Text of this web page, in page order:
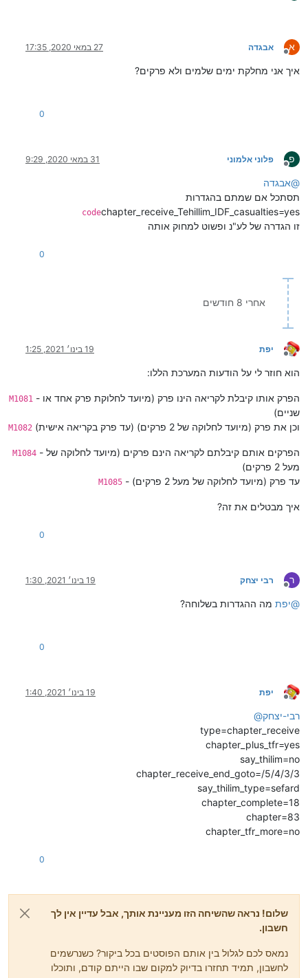
א
מנותק
אבגדה 27 במאי 2020, 17:35
איך אני מחלקת ימים שלמים ולא פרקים?
0
פ
מנותק
פלוני אלמוני 31 במאי 2020, 9:29
@אבגדה
תסתכל אם שמתם בהגדרות
codechapter_receive_Tehillim_IDF_casualties=yes
זו הגדרה של לע"נ ופשוט למחוק אותה
0
אחרי 8 חודשים
מנותק
יפת 19 בינו׳ 2021, 1:25
הוא חוזר לי על הודעות המערכת הללו:
M1081 - הפרק אותו קיבלת לקריאה הינו פרק (מיועד לחלוקת פרק אחד או
שניים)
M1082 וכן את פרק (מיועד לחלוקה של 2 פרקים) (עד פרק בקריאה אישית)
M1084 - הפרקים אותם קיבלתם לקריאה הינם פרקים (מיועד לחלוקה של
מעל 2 פרקים)
M1085 - עד פרק (מיועד לחלוקה של מעל 2 פרקים)
איך מבטלים את זה?
0
ר
מנותק
רבי יצחק 19 בינו׳ 2021, 1:30
@יפת מה ההגדרות בשלוחה?
0
מנותק
יפת 19 בינו׳ 2021, 1:40
@רבי-יצחק
type=chapter_receive
chapter_plus_tfr=yes
say_thilim=no
chapter_receive_end_goto=/5/4/3/3
say_thilim_type=sefard
chapter_complete=18
chapter=83
chapter_tfr_more=no
0
שלום! נראה שהשיחה הזו מעניינת אותך, אבל עדיין אין לך
חשבון.
נמאס לכם לגלול בין אותם הפוסטים בכל ביקור? כשנרשמים
לחשבון, תמיד תחזרו בדיוק למקום שבו הייתם קודם, ותוכלו